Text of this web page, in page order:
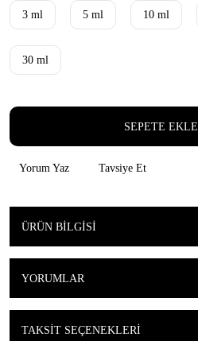
3 ml 5 ml 10 ml
30 ml
SEPETE EKLE
Yorum Yaz Tavsiye Et
ÜRÜN BILGISI
YORUMLAR
TAKSIT SEÇENEKLERI